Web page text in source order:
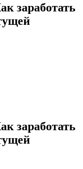
заработать
заработать